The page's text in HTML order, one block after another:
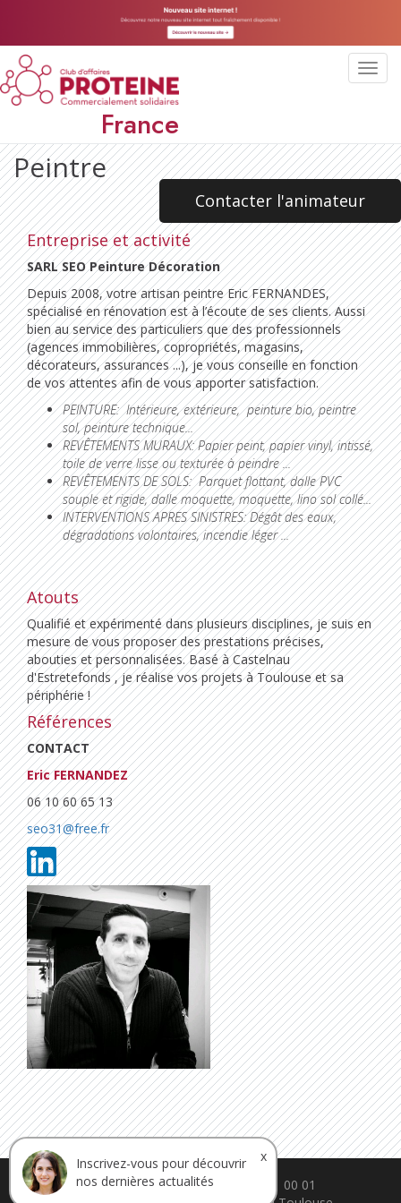
France
Peintre
Contacter l'animateur
Entreprise et activité
SARL SEO Peinture Décoration
Depuis 2008, votre artisan peintre Eric FERNANDES,
spécialisé en rénovation est à l’écoute de ses clients. Aussi
bien au service des particuliers que des professionnels
(agences immobilières, copropriétés, magasins,
décorateurs, assurances ...), je vous conseille en fonction
de vos attentes afin de vous apporter satisfaction.
PEINTURE: Intérieure, extérieure, peinture bio, peintre
sol, peinture technique...
REVÊTEMENTS MURAUX: Papier peint, papier vinyl, intissé,
toile de verre lisse ou texturée à peindre ...
REVÊTEMENTS DE SOLS: Parquet flottant, dalle PVC
souple et rigide, dalle moquette, moquette, lino sol collé...
INTERVENTIONS APRES SINISTRES: Dégât des eaux,
dégradations volontaires, incendie léger ...
Atouts
Qualifié et expérimenté dans plusieurs disciplines, je suis en
mesure de vous proposer des prestations précises,
abouties et personnalisées. Basé à Castelnau
d'Estretefonds , je réalise vos projets à Toulouse et sa
périphérie !
Références
CONTACT
Eric FERNANDEZ
06 10 60 65 13
seo31@free.fr
contact@ca-proteine.fr - 05 61 11 00 01
Inscrivez-vous pour découvrir
nos dernières actualités
x